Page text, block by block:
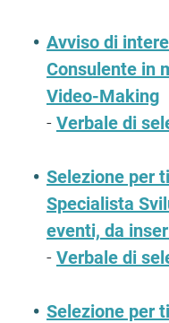
Avviso di
Consulente in
Video-Making
- Verbale di
Selezione per
Specialista
eventi, da
- Verbale di
Selezione per